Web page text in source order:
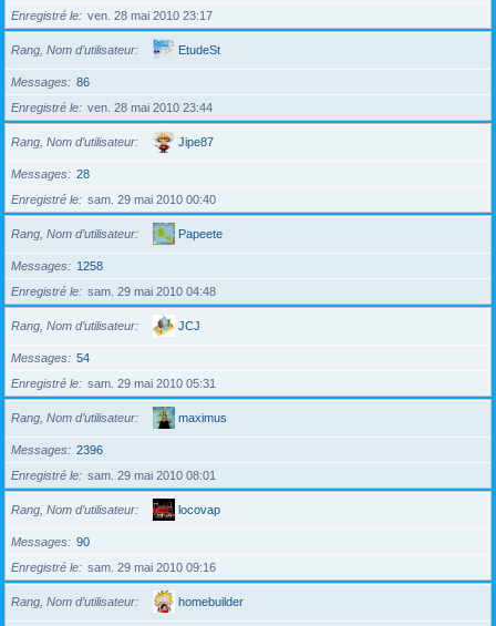
Enregistré le
ven. 28 mai 2010 23:17
Rang, Nom d’utilisateur EtudeSt
Messages
86
Enregistré le
ven. 28 mai 2010 23:44
Rang, Nom d’utilisateur Jipe87
Messages
28
Enregistré le
sam. 29 mai 2010 00:40
Rang, Nom d’utilisateur Papeete
Messages
1258
Enregistré le
sam. 29 mai 2010 04:48
Rang, Nom d’utilisateur JCJ
Messages
54
Enregistré le
sam. 29 mai 2010 05:31
Rang, Nom d’utilisateur maximus
Messages
2396
Enregistré le
sam. 29 mai 2010 08:01
Rang, Nom d’utilisateur locovap
Messages
90
Enregistré le
sam. 29 mai 2010 09:16
Rang, Nom d’utilisateur homebuilder